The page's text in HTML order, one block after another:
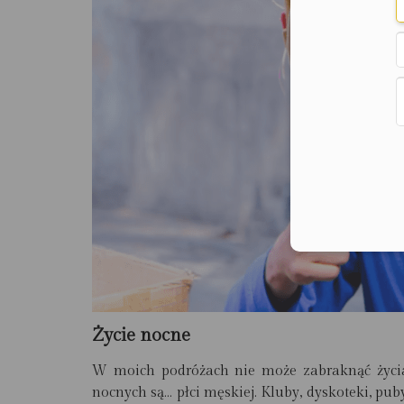
Życie nocne
W moich podróżach nie może zabraknąć
nocnych są… płci męskiej. Kluby, dyskoteki,